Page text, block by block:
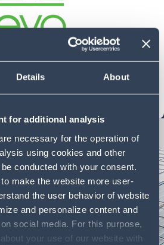
Details About
for additional analysis
necessary for the operation of
using cookies and other
conducted with your consent.
make the website more user-
the user behavior of website
and personalize content and
social media. For this purpose,
your use of our website with
le sujet